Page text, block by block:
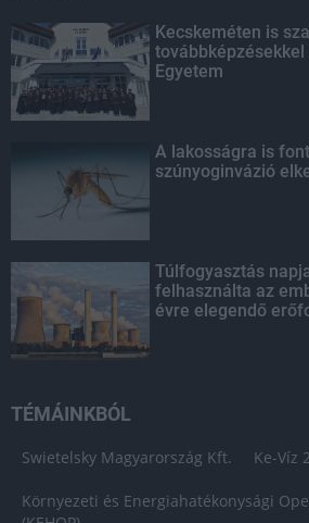
Kecskeméten is
Egyetem
A lakosságra is
szúnyoginvázió
Túlfogyasztás
felhasználta az
évre elegendő
TÉMÁINKBÓL
Swietelsky Magyarország Kft. Ke-Víz
Környezeti és Energiahatékonysági